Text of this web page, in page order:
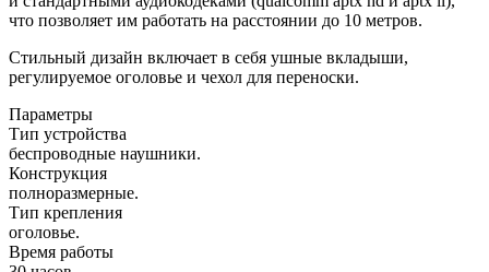
что позволяет им работать на расстоянии до 10 метров.
Стильный дизайн включает в себя ушные вкладыши,
регулируемое оголовье и чехол для переноски.
Параметры
Тип устройства
беспроводные наушники.
Конструкция
полноразмерные.
Тип крепления
оголовье.
Время работы